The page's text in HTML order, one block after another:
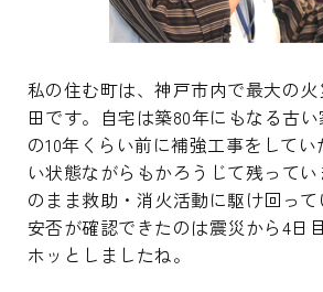
私の住む町は、神戸市内で最大の
田です。自宅は築80年にもなる古
の10年くらい前に補強工事をして
い状態ながらもかろうじて残って
のまま救助・消火活動に駆け回っ
安否が確認できたのは震災から4日
ホッとしましたね。